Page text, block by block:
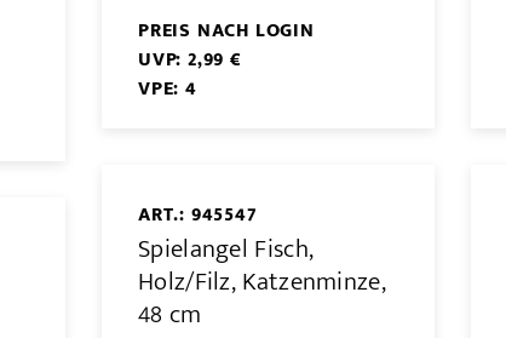
PREIS NACH LOGIN
UVP: 2,99 €
VPE: 4
ART.: 945547
Spielangel Fisch,
Holz/Filz, Katzenminze,
48 cm